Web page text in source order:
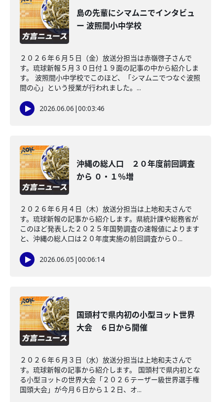
島の先輩にシマムニでインタビュ
ー 波照間小中学校
２０２６年６月５日（金）放送分担当は赤嶺啓子さんで
す。琉球新報５月３０日付１９面の記事の中から紹介しま
す。 波照間小中学校でこのほど、「シマムニでつなぐ波照
間の心」という授業が行われました。...
2026.06.06 |00:03:46
沖縄の総人口 ２０年度前回調査
から ０・１％増
２０２６年６月４日（木）放送分担当は上地和夫さんで
す。琉球新報の記事から紹介します。県統計課や総務省が
このほど発表した２０２５年国勢調査の速報値によります
と、沖縄の総人口は２０年度実施の前回調査から０...
2026.06.05 |00:06:14
国頭村で県内初の小型ヨット世界
大会 ６日から開催
２０２６年６月３日（水）放送分担当は上地和夫さんで
す。琉球新報の記事から紹介します。 国頭村で県内初とな
る小型ヨットの世界大会「２０２６テーザー級世界選手権
国頭大会」が今月６日から１２日、オ...